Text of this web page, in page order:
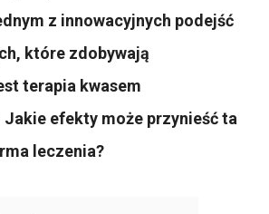
z innowacyjnych podejść
które zdobywają
terapia kwasem
efekty może przynieść ta
leczenia?